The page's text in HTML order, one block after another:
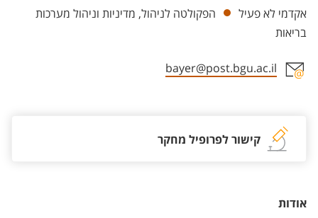
יחידות
אקדמי לא פעיל
הפקולטה לניהול, מדיניות וניהול מערכות
בריאות
bayer@post.bgu.ac.il
קישור לפרופיל מחקר
אודות